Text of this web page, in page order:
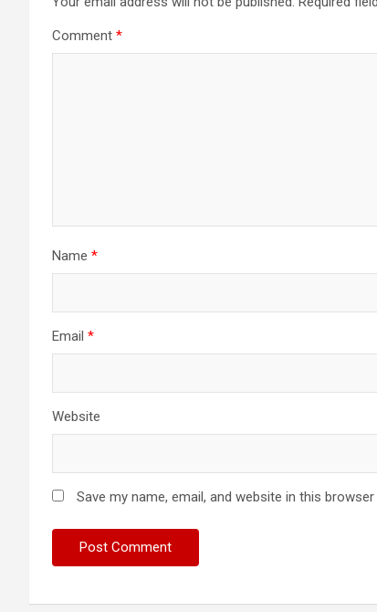
Comment *
Name *
Email *
Website
Save my name, email, and website in this